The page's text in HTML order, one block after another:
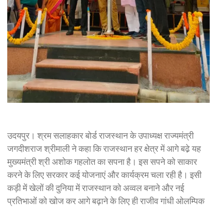
उदयपुर। श्रम सलाहकार बोर्ड राजस्थान के उपाध्यक्ष राज्यमंत्री
जगदीशराज श्रीमाली ने कहा कि राजस्थान हर क्षेत्र में आगे बढे़ यह
मुख्यमंत्री श्री अशोक गहलोत का सपना है। इस सपने को साकार
करने के लिए सरकार कई योजनाएं और कार्यक्रम चला रही है। इसी
कड़ी में खेलों की दुनिया में राजस्थान को अव्वल बनाने और नई
प्रतिभाओं को खोज कर आगे बढ़ाने के लिए ही राजीव गांधी ओलम्पिक